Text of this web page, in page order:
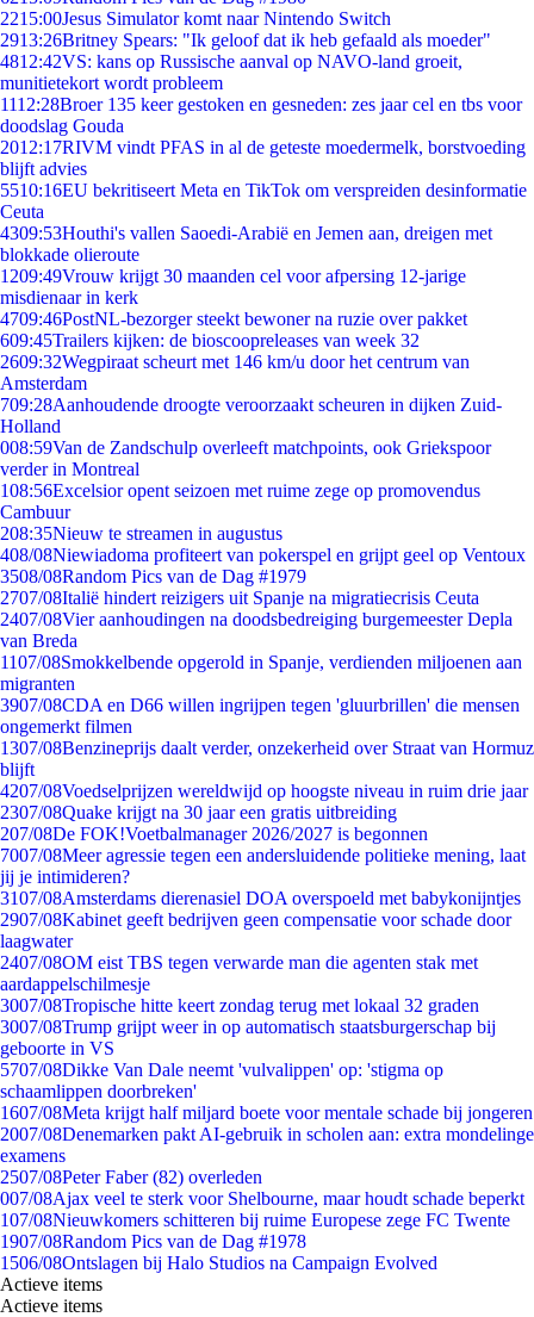
2215:00Jesus Simulator komt naar Nintendo Switch
2913:26Britney Spears: "Ik geloof dat ik heb gefaald als moeder"
4812:42VS: kans op Russische aanval op NAVO-land groeit,
munitietekort wordt probleem
1112:28Broer 135 keer gestoken en gesneden: zes jaar cel en tbs voor
doodslag Gouda
2012:17RIVM vindt PFAS in al de geteste moedermelk, borstvoeding
blijft advies
5510:16EU bekritiseert Meta en TikTok om verspreiden desinformatie
Ceuta
4309:53Houthi's vallen Saoedi-Arabië en Jemen aan, dreigen met
blokkade olieroute
1209:49Vrouw krijgt 30 maanden cel voor afpersing 12-jarige
misdienaar in kerk
4709:46PostNL-bezorger steekt bewoner na ruzie over pakket
609:45Trailers kijken: de bioscoopreleases van week 32
2609:32Wegpiraat scheurt met 146 km/u door het centrum van
Amsterdam
709:28Aanhoudende droogte veroorzaakt scheuren in dijken Zuid-
Holland
008:59Van de Zandschulp overleeft matchpoints, ook Griekspoor
verder in Montreal
108:56Excelsior opent seizoen met ruime zege op promovendus
Cambuur
208:35Nieuw te streamen in augustus
408/08Niewiadoma profiteert van pokerspel en grijpt geel op Ventoux
3508/08Random Pics van de Dag #1979
2707/08Italië hindert reizigers uit Spanje na migratiecrisis Ceuta
2407/08Vier aanhoudingen na doodsbedreiging burgemeester Depla
van Breda
1107/08Smokkelbende opgerold in Spanje, verdienden miljoenen aan
migranten
3907/08CDA en D66 willen ingrijpen tegen 'gluurbrillen' die mensen
ongemerkt filmen
1307/08Benzineprijs daalt verder, onzekerheid over Straat van Hormuz
blijft
4207/08Voedselprijzen wereldwijd op hoogste niveau in ruim drie jaar
2307/08Quake krijgt na 30 jaar een gratis uitbreiding
207/08De FOK!Voetbalmanager 2026/2027 is begonnen
7007/08Meer agressie tegen een andersluidende politieke mening, laat
jij je intimideren?
3107/08Amsterdams dierenasiel DOA overspoeld met babykonijntjes
2907/08Kabinet geeft bedrijven geen compensatie voor schade door
laagwater
2407/08OM eist TBS tegen verwarde man die agenten stak met
aardappelschilmesje
3007/08Tropische hitte keert zondag terug met lokaal 32 graden
3007/08Trump grijpt weer in op automatisch staatsburgerschap bij
geboorte in VS
5707/08Dikke Van Dale neemt 'vulvalippen' op: 'stigma op
schaamlippen doorbreken'
1607/08Meta krijgt half miljard boete voor mentale schade bij jongeren
2007/08Denemarken pakt AI-gebruik in scholen aan: extra mondelinge
examens
2507/08Peter Faber (82) overleden
007/08Ajax veel te sterk voor Shelbourne, maar houdt schade beperkt
107/08Nieuwkomers schitteren bij ruime Europese zege FC Twente
1907/08Random Pics van de Dag #1978
1506/08Ontslagen bij Halo Studios na Campaign Evolved
Actieve items
Actieve items